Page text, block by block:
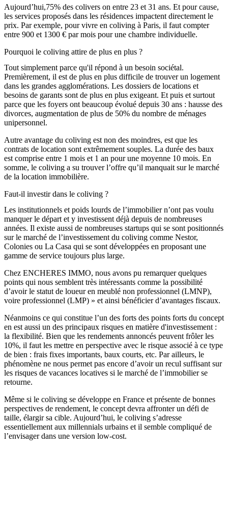
Aujourd’hui,75% des colivers on entre 23 et 31 ans. Et pour cause,
les services proposés dans les résidences impactent directement le
prix. Par exemple, pour vivre en coliving à Paris, il faut compter
entre 900 et 1300 € par mois pour une chambre individuelle.
Pourquoi le coliving attire de plus en plus ?
Tout simplement parce qu'il répond à un besoin sociétal.
Premièrement, il est de plus en plus difficile de trouver un logement
dans les grandes agglomérations. Les dossiers de locations et
besoins de garants sont de plus en plus exigeant. Et puis et surtout
parce que les foyers ont beaucoup évolué depuis 30 ans : hausse des
divorces, augmentation de plus de 50% du nombre de ménages
unipersonnel.
Autre avantage du coliving est non des moindres, est que les
contrats de location sont extrêmement souples. La durée des baux
est comprise entre 1 mois et 1 an pour une moyenne 10 mois. En
somme, le coliving a su trouver l’offre qu’il manquait sur le marché
de la location immobilière.
Faut-il investir dans le coliving ?
Les institutionnels et poids lourds de l’immobilier n’ont pas voulu
manquer le départ et y investissent déjà depuis de nombreuses
années. Il existe aussi de nombreuses startups qui se sont positionnés
sur le marché de l’investissement du coliving comme Nestor,
Colonies ou La Casa qui se sont développées en proposant une
gamme de service toujours plus large.
Chez ENCHERES IMMO, nous avons pu remarquer quelques
points qui nous semblent très intéressants comme la possibilité
d’avoir le statut de loueur en meublé non professionnel (LMNP),
voire professionnel (LMP) » et ainsi bénéficier d’avantages fiscaux.
Néanmoins ce qui constitue l’un des forts des points forts du concept
en est aussi un des principaux risques en matière d'investissement :
la flexibilité. Bien que les rendements annoncés peuvent frôler les
10%, il faut les mettre en perspective avec le risque associé à ce type
de bien : frais fixes importants, baux courts, etc. Par ailleurs, le
phénomène ne nous permet pas encore d’avoir un recul suffisant sur
les risques de vacances locatives si le marché de l’immobilier se
retourne.
Même si le coliving se développe en France et présente de bonnes
perspectives de rendement, le concept devra affronter un défi de
taille, élargir sa cible. Aujourd’hui, le coliving s’adresse
essentiellement aux millennials urbains et il semble compliqué de
l’envisager dans une version low-cost.